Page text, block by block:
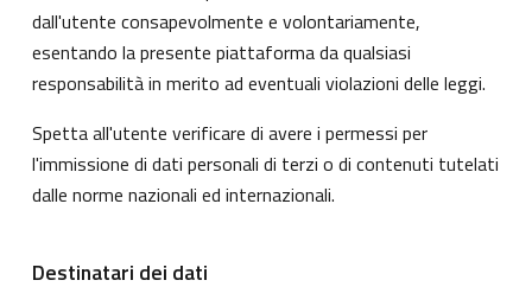
dall'utente consapevolmente e volontariamente,
esentando la presente piattaforma da qualsiasi
responsabilità in merito ad eventuali violazioni delle leggi.
Spetta all'utente verificare di avere i permessi per
l'immissione di dati personali di terzi o di contenuti tutelati
dalle norme nazionali ed internazionali.
Destinatari dei dati